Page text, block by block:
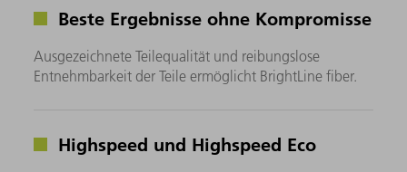
Beste Ergebnisse ohne Kompromisse
Ausgezeichnete Teilequalität und reibungslose
Entnehmbarkeit der Teile ermöglicht BrightLine fiber.
Highspeed und Highspeed Eco